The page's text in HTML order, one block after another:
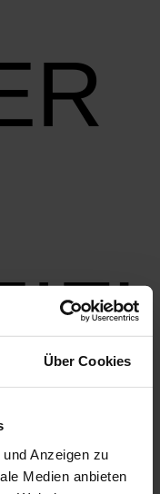
Über Cookies
Anzeigen zu
Medien anbieten